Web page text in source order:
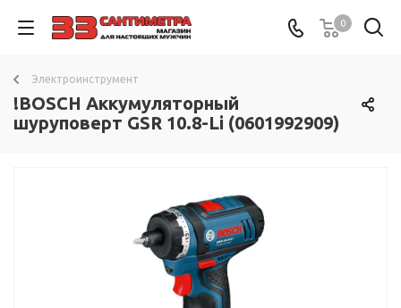
0
Электроинструмент
!BOSCH Аккумуляторный
шуруповерт GSR 10.8-Li (0601992909)